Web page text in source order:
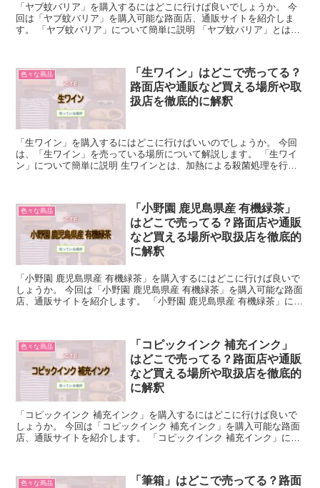
「ヤブ蚊バリア」を購入するにはどこに行けば良いでしょうか。 今
回は「ヤブ蚊バリア」を購入可能な路面店、通販サイトを紹介しま
す。 「ヤブ蚊バリア」について簡単に説明 「ヤブ蚊バリア」とは、
色々な商品
「生ワイン」はどこで売ってる？
路面店や通販など買える場所や取
扱店を徹底的に解釈
「生ワイン」を購入するにはどこに行けばいいのでしょうか。 今回
は、「生ワイン」を売っている場所について解説します。 「生ワイ
ン」について簡単に説明 生ワインとは、加熱による殺菌処理を行わ
色々な商品
「小野園 鹿児島県産 有機緑茶」
はどこで売ってる？路面店や通販
など買える場所や取扱店を徹底的
に解釈
「小野園 鹿児島県産 有機緑茶」を購入するにはどこに行けば良いで
しょうか。 今回は「小野園 鹿児島県産 有機緑茶」を購入可能な路面
店、通販サイトを紹介します。 「小野園 鹿児島県産 有機緑茶」につ
色々な商品
「コピックインク 補充インク」
はどこで売ってる？路面店や通販
など買える場所や取扱店を徹底的
に解釈
「コピックインク 補充インク」を購入するにはどこに行けば良いで
しょうか。 今回は「コピックインク 補充インク」を購入可能な路面
店、通販サイトを紹介します。 「コピックインク 補充インク」につ
色々な商品
「筆箱」はどこで売ってる？路面